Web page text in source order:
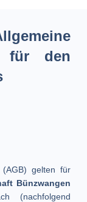
für den
(AGB) gelten für
Bünzwangen
(nachfolgend